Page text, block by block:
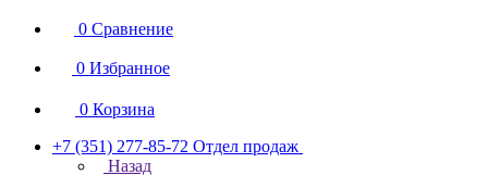
0 Сравнение
0 Избранное
0 Корзина
+7 (351) 277-85-72 Отдел продаж
Назад